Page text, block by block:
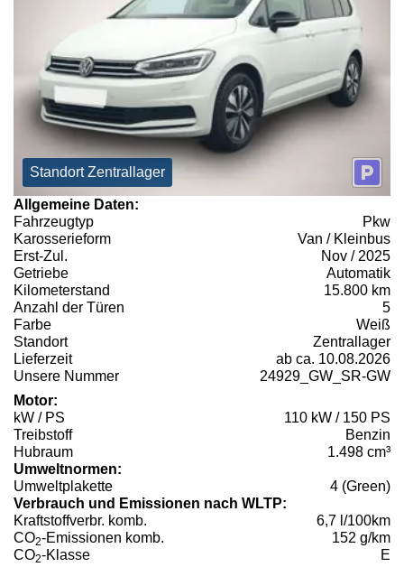
Standort Zentrallager
Allgemeine Daten:
Fahrzeugtyp
Pkw
Karosserieform
Van / Kleinbus
Erst-Zul.
Nov / 2025
Getriebe
Automatik
Kilometerstand
15.800 km
Anzahl der Türen
5
Farbe
Weiß
Standort
Zentrallager
Lieferzeit
ab ca. 10.08.2026
Unsere Nummer
24929_GW_SR-GW
Motor:
kW / PS
110 kW / 150 PS
Treibstoff
Benzin
Hubraum
1.498 cm³
Umweltnormen:
Umweltplakette
4 (Green)
Verbrauch und Emissionen nach WLTP:
Kraftstoffverbr. komb.
6,7 l/100km
CO2-Emissionen komb.
152 g/km
CO2-Klasse E